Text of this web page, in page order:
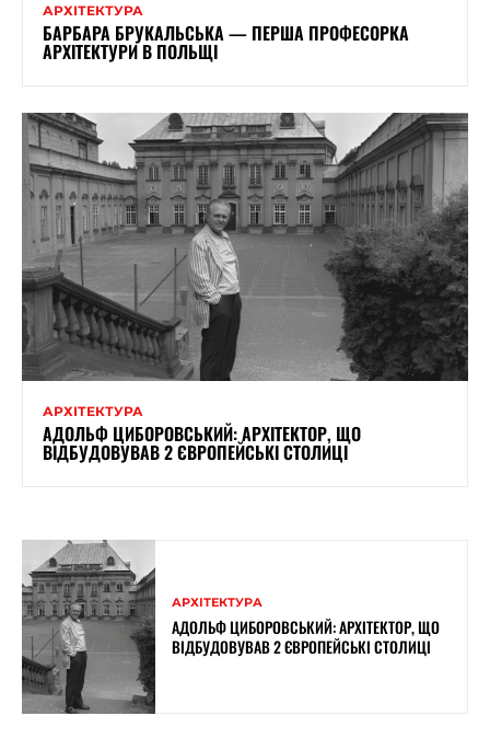
АРХІТЕКТУРА
БАРБАРА БРУКАЛЬСЬКА — ПЕРША ПРОФЕСОРКА
АРХІТЕКТУРИ В ПОЛЬЩІ
АРХІТЕКТУРА
АДОЛЬФ ЦИБОРОВСЬКИЙ: АРХІТЕКТОР, ЩО
ВІДБУДОВУВАВ 2 ЄВРОПЕЙСЬКІ СТОЛИЦІ
АРХІТЕКТУРА
АДОЛЬФ ЦИБОРОВСЬКИЙ: АРХІТЕКТОР, ЩО
ВІДБУДОВУВАВ 2 ЄВРОПЕЙСЬКІ СТОЛИЦІ